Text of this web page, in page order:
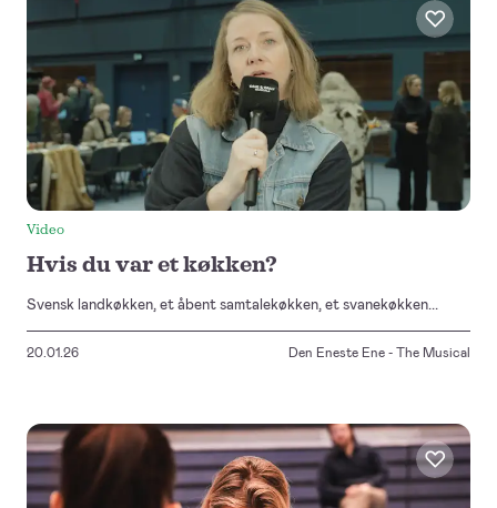
Video
Hvis du var et køkken?
Svensk landkøkken, et åbent samtalekøkken, et svanekøkken...
20.01.26 Den Eneste Ene - The Musical